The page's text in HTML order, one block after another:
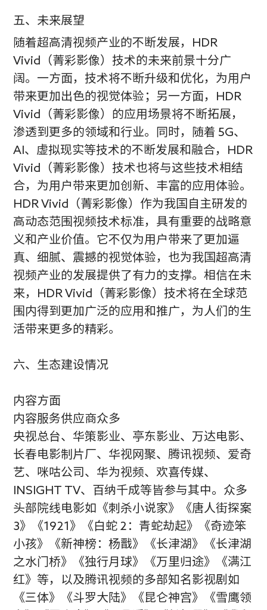
五、未来展望
随着超高清视频产业的不断发展，HDR
Vivid（菁彩影像）技术的未来前景十分广
阔。一方面，技术将不断升级和优化，为用户
带来更加出色的视觉体验；另一方面，HDR
Vivid（菁彩影像）的应用场景将不断拓展，
渗透到更多的领域和行业。同时，随着 5G、
AI、虚拟现实等技术的不断发展和融合，HDR
Vivid（菁彩影像）技术也将与这些技术相结
合，为用户带来更加创新、丰富的应用体验。
HDR Vivid（菁彩影像）作为我国自主研发的
高动态范围视频技术标准，具有重要的战略意
义和产业价值。它不仅为用户带来了更加逼
真、细腻、震撼的视觉体验，也为我国超高清
视频产业的发展提供了有力的支撑。相信在未
来，HDR Vivid（菁彩影像）技术将在全球范
围内得到更加广泛的应用和推广，为人们的生
活带来更多的精彩。
六、生态建设情况
内容方面
内容服务供应商众多
央视总台、华策影业、亭东影业、万达电影、
长春电影制片厂、华视网聚、腾讯视频、爱奇
艺、咪咕公司、华为视频、欢喜传媒、
INSIGHT TV、百纳千成等皆参与其中。众多
头部院线电影如《刺杀小说家》《唐人街探案
3》《1921》《白蛇 2：青蛇劫起》《奇迹笨
小孩》《新神榜：杨戬》《长津湖》《长津湖
之水门桥》《独行月球》《万里归途》《满江
红》等，以及腾讯视频的多部知名影视剧如
《三体》《斗罗大陆》《昆仑神宫》《雪鹰领